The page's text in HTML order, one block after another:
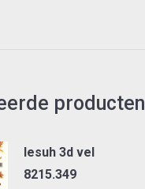
producten
lesuh 3d vel
8215.349